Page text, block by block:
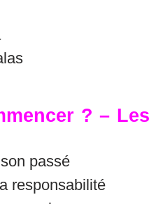
? –
passé
responsabilité